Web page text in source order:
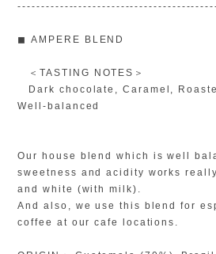
◼︎ AMPERE BLEND
＜TASTING NOTES＞
Dark chocolate, Caramel,
Well-balanced
Our house blend which is well
sweetness and acidity works
and white (with milk).
And also, we use this blend for
coffee at our cafe locations.